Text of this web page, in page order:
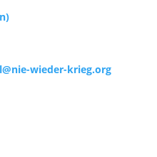
wieder-krieg.org